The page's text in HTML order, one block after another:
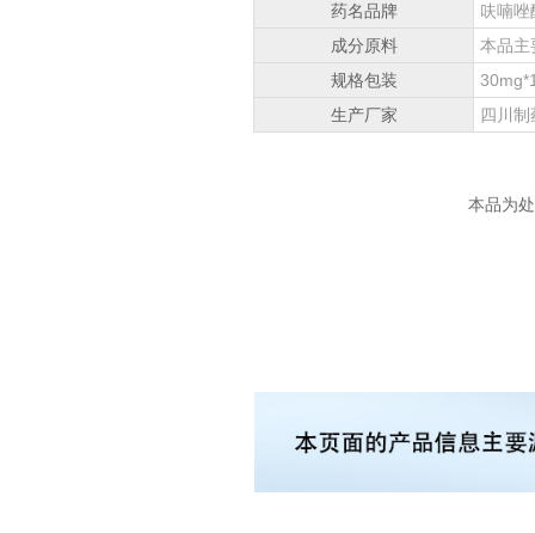
药名品牌
呋喃唑
成分原料
本品主
规格包装
生产厂家
四川
本品为